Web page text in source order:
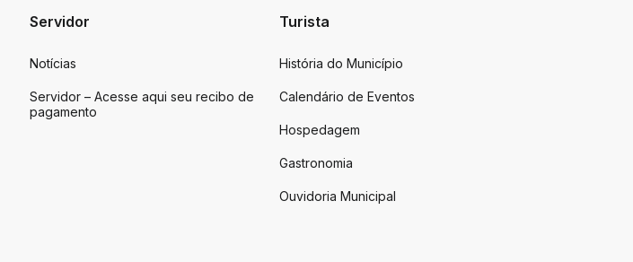
Servidor
Notícias
Servidor – Acesse aqui seu recibo de
pagamento
Turista
História do Município
Calendário de Eventos
Hospedagem
Gastronomia
Ouvidoria Municipal